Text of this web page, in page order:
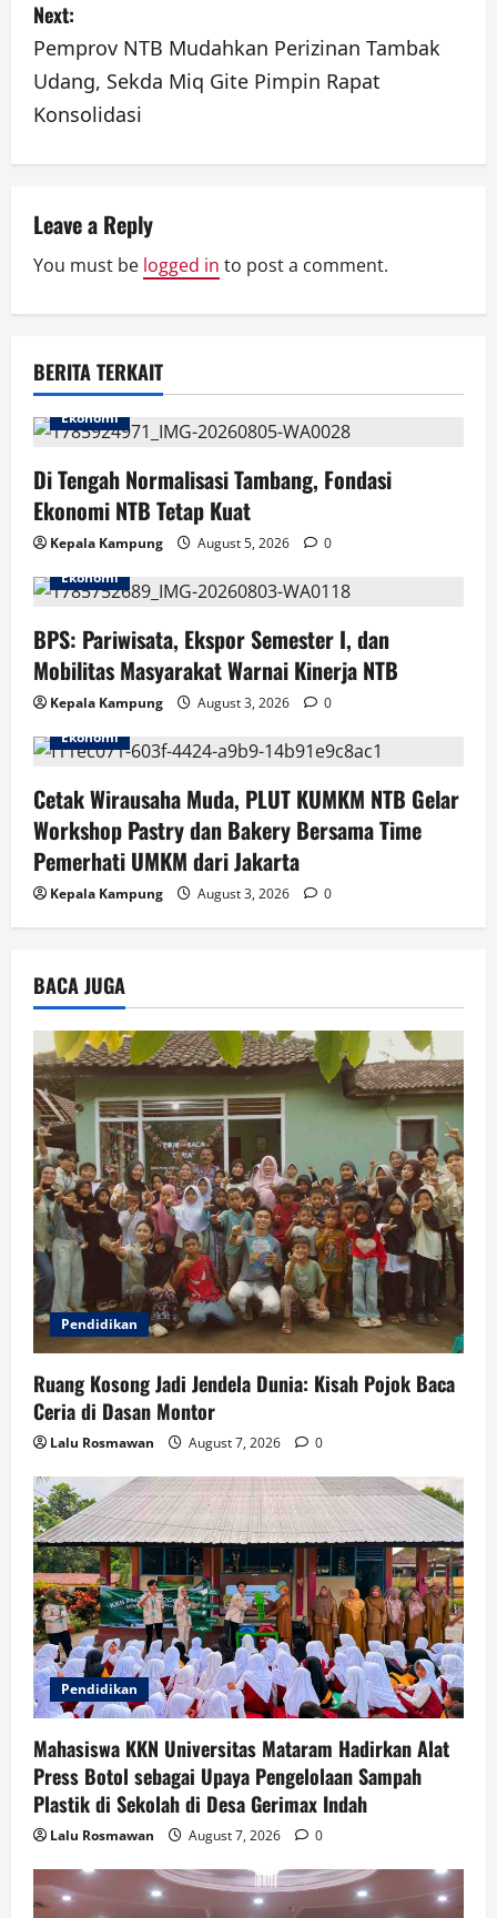
t
n
a
v
i
g
a
t
i
o
n
Next:
Pemprov NTB Mudahkan Perizinan Tambak
Udang, Sekda Miq Gite Pimpin Rapat
Konsolidasi
Leave a Reply
You must be logged in to post a comment.
BERITA TERKAIT
Ekonomi
Di Tengah Normalisasi Tambang, Fondasi
Ekonomi NTB Tetap Kuat
Kepala Kampung August 5, 2026
0
Ekonomi
BPS: Pariwisata, Ekspor Semester I, dan
Mobilitas Masyarakat Warnai Kinerja NTB
Kepala Kampung August 3, 2026
0
Ekonomi
Cetak Wirausaha Muda, PLUT KUMKM NTB Gelar
Workshop Pastry dan Bakery Bersama Time
Pemerhati UMKM dari Jakarta
Kepala Kampung August 3, 2026 0
BACA JUGA
Pendidikan
Ruang Kosong Jadi Jendela Dunia: Kisah Pojok Baca
Ceria di Dasan Montor
Lalu Rosmawan August 7, 2026 0
Pendidikan
Mahasiswa KKN Universitas Mataram Hadirkan Alat
Press Botol sebagai Upaya Pengelolaan Sampah
Plastik di Sekolah di Desa Gerimax Indah
Lalu Rosmawan August 7, 2026 0